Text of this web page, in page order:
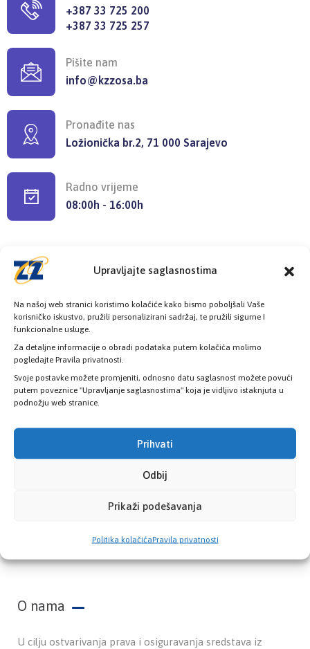
Upravljajte saglasnostima
Na našoj web stranici koristimo kolačiće kako bismo poboljšali Vaše
korisničko iskustvo, pružili personalizirani sadržaj, te pružili sigurne I
funkcionalne usluge.
Za detaljne informacije o obradi podataka putem kolačića molimo
pogledajte Pravila privatnosti.
Svoje postavke možete promjeniti, odnosno datu saglasnost možete povući
putem poveznice "Upravljanje saglasnostima" koja je vidljivo istaknjuta u
podnožju web stranice.
Prihvati
Odbij
Prikaži podešavanja
Politika kolačićaPravila privatnosti
+387 33 725 200
+387 33 725 257
Pišite nam
info@kzzosa.ba
Pronađite nas
Ložionička br.2, 71 000 Sarajevo
Radno vrijeme
08:00h - 16:00h
Provjerite status vaše elektronske
zdravstvene kartice
PROVJERITE STATUS
O nama
U cilju ostvarivanja prava i osiguravanja sredstava iz